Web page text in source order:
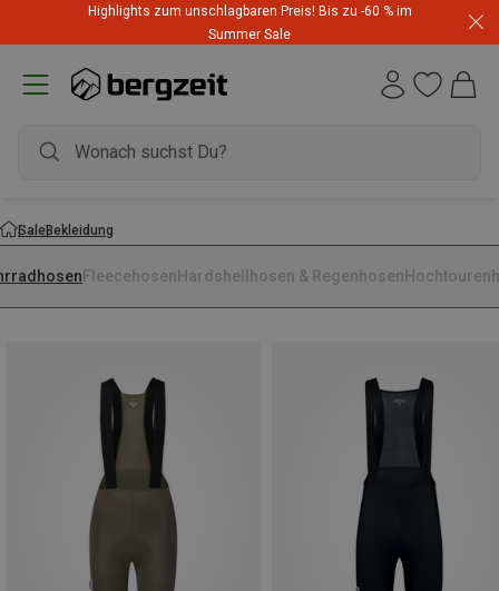
Highlights zum unschlagbaren Preis! Bis zu -60 % im
Summer Sale
SaleBekleidung
Fleecehosen Hardshellhosen & Regenhosen